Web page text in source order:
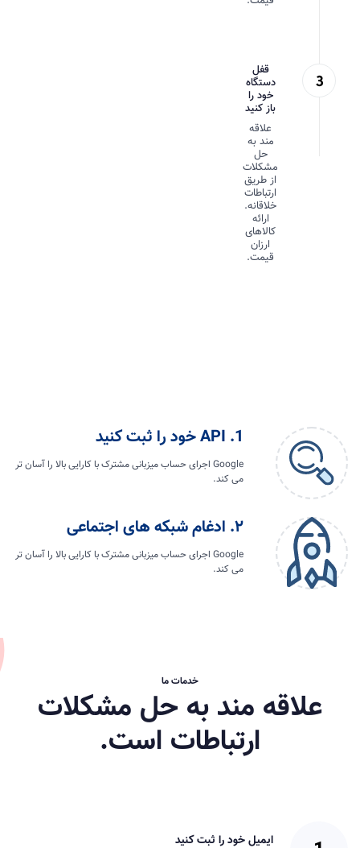
قفل
دستگاه
خود را
باز کنید
علاقه
مند به
حل
مشکلات
از طریق
ارتباطات
خلاقانه.
ارائه
کالاهای
ارزان
قیمت.
1. API خود را ثبت کنید
Google اجرای حساب میزبانی مشترک با کارایی بالا را آسان تر
می کند.
۲. ادغام شبکه های اجتماعی
Google اجرای حساب میزبانی مشترک با کارایی بالا را آسان تر
می کند.
خدمات ما
علاقه مند به حل مشکلات
ارتباطات است.
ایمیل خود را ثبت کنید